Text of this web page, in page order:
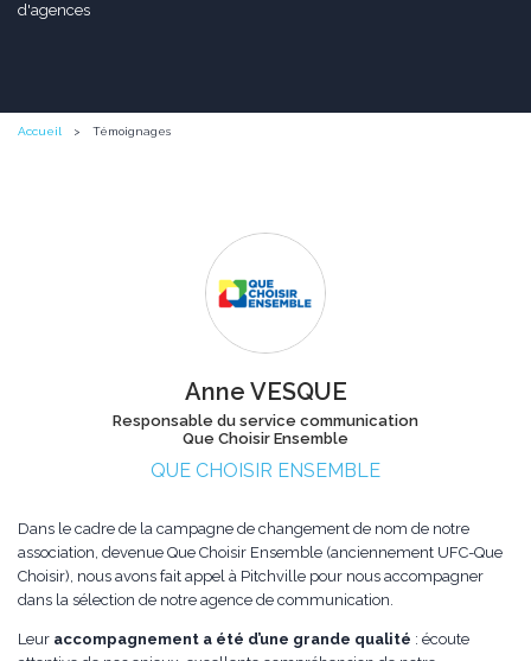
d'agences
Accueil Témoignages
Anne VESQUE
Responsable du service communication
Que Choisir Ensemble
QUE CHOISIR ENSEMBLE
Dans le cadre de la campagne de changement de nom de notre
association, devenue Que Choisir Ensemble (anciennement UFC-Que
Choisir), nous avons fait appel à Pitchville pour nous accompagner
dans la sélection de notre agence de communication.
Leur accompagnement a été d’une grande qualité : écoute